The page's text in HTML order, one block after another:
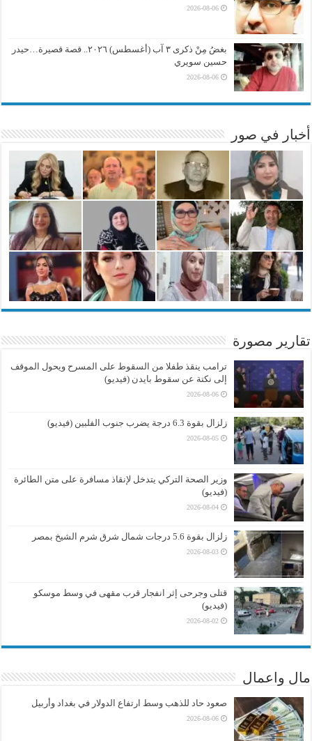
2026-08-06
بغضُ مِنْ ذكرى ٣ آب (أغسطس) ٢٠٢٦.. قصة قصيرة…حيدر
حسين سويري
2026-08-06
أخبار في صور
تقارير مصورة
ترامب ينقذ طفلا من السقوط على المسرح ويحول الموقف
إلى نكتة عن سقوط بايدن (فيديو)
2026-08-06
زلزال بقوة 6.3 درجة يضرب جنوب الفلبين (فيديو)
2026-08-05
وزير الصحة التركي يتدخل لإنقاذ مسافرة على متن الطائرة
(فيديو)
2026-08-04
زلزال بقوة 5.6 درجات شمال شرق شرم الشيخ بمصر
2026-08-03
قتلى وجرحى إثر انفجار قرب مقهى في وسط موسكو
(فيديو)
2026-08-02
مال واعمال
صعود حاد للذهب وسط ارتفاع الدولار في بغداد وأربيل
2026-08-06